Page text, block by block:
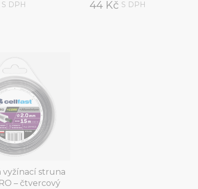
S DPH 44 Kč S DPH
vyžínací struna
– čtvercový